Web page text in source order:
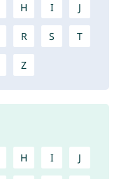
H I J
R S T
Z
H I J